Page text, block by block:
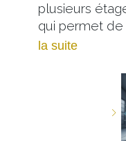
plusieurs
qui permet de
la suite